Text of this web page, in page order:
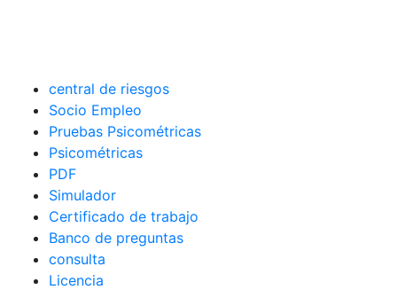
central de riesgos
Socio Empleo
Pruebas Psicométricas
Psicométricas
PDF
Simulador
Certificado de trabajo
Banco de preguntas
consulta
Licencia